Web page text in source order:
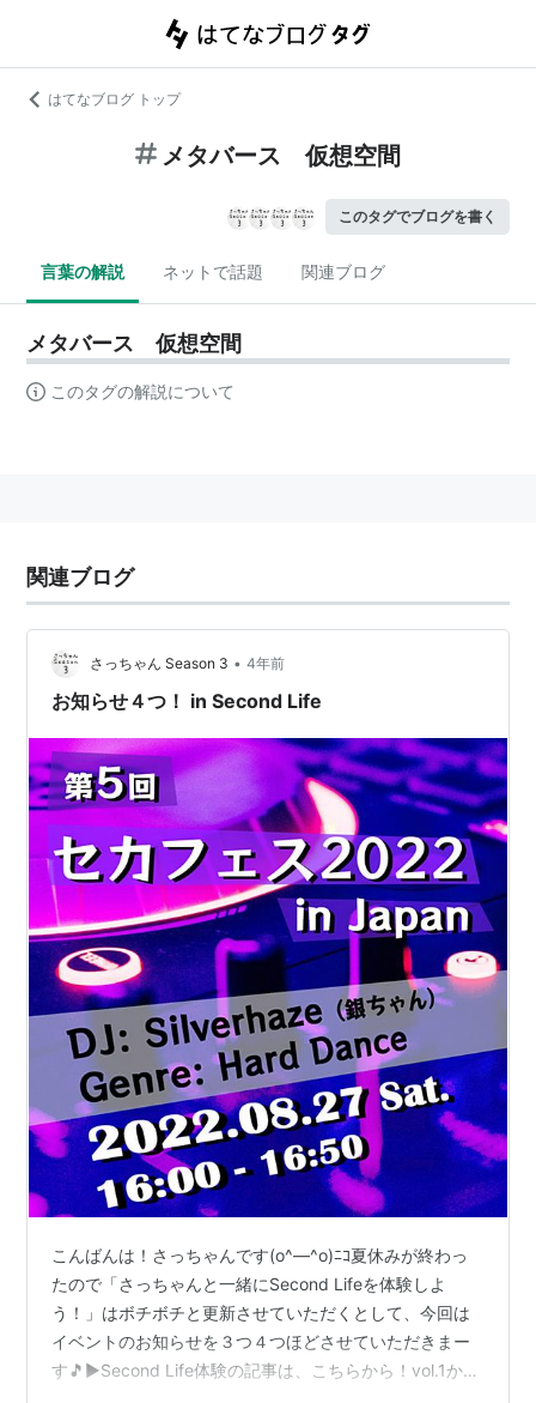
はてなブログ トップ
メタバース 仮想空間
このタグでブログを書く
言葉の解説 ネットで話題 関連ブログ
メタバース 仮想空間
このタグの解説について
関連ブログ
さっちゃん Season 3 • 4年前
お知らせ４つ！ in Second Life
こんばんは！さっちゃんです(o^―^o)ﾆｺ夏休みが終わっ
たので「さっちゃんと一緒にSecond Lifeを体験しよ
う！」はボチボチと更新させていただくとして、今回は
イベントのお知らせを３つ４つほどさせていただきまー
す🎵▶Second Life体験の記事は、こちらから！vol.1から